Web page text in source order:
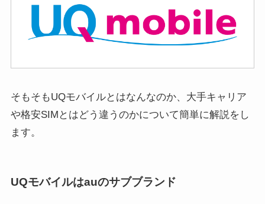
そもそもUQモバイルとはなんなのか、大手キャリア
や格安SIMとはどう違うのかについて簡単に解説をし
ます。
UQモバイルはauのサブブランド